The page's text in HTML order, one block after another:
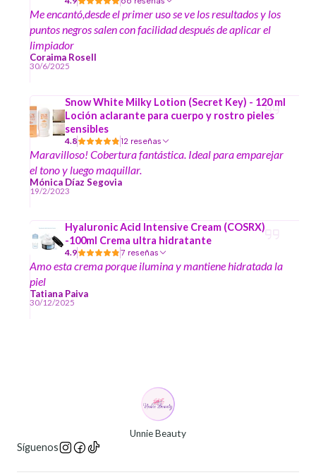
Me encantó,desde el primer uso se ve los resultados y los
puntos negros salen con facilidad después de aplicar el
limpiador
Coraima Rosell
30/6/2025
Snow White Milky Lotion (Secret Key) - 120 ml
Loción aclarante para cuerpo y rostro pieles
sensibles
4.8 12 reseñas
Maravilloso! Cobertura fantástica. Ideal para emparejar
el tono y luego maquillar.
Mónica Díaz Segovia
19/2/2023
Hyaluronic Acid Intensive Cream (COSRX)
-100ml Crema ultra hidratante
4.9 7 reseñas
Amo esta crema porque ilumina y mantiene hidratada la
piel
Tatiana Paiva
30/12/2025
Unnie Beauty
Síguenos